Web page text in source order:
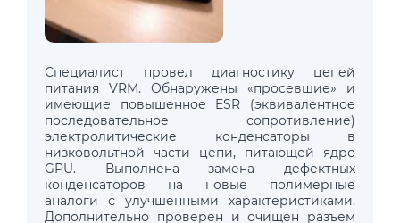
Специалист провел диагностику цепей
питания VRM. Обнаружены «просевшие» и
имеющие повышенное ESR (эквивалентное
последовательное сопротивление)
электролитические конденсаторы в
низковольтной части цепи, питающей ядро
GPU. Выполнена замена дефектных
конденсаторов на новые полимерные
аналоги с улучшенными характеристиками.
Дополнительно проверен и очищен разъем